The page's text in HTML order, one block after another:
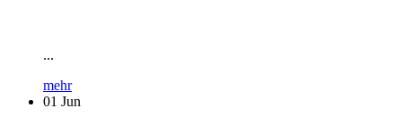
...
mehr
01 Jun